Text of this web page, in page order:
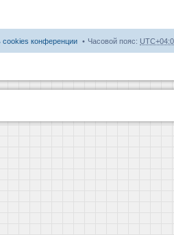
Часовой пояс:
cookies конференции